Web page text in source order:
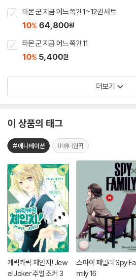
타몬 군 지금 어느 쪽?! 1~12권 세트
10% 64,800원
타몬 군 지금 어느 쪽?! 11
10% 5,400원
더보기
이 상품의 태그
#애니메이션 #애니원작
캐릭캐릭 체인지! Jew
el Joker 주얼 조커 3
스파이 패밀리 Spy Fa
mily 16